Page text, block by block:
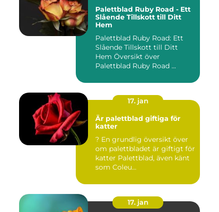
Palettblad Ruby Road - Ett
Slående Tillskott till Ditt
Hem
Palettblad Ruby Road: Ett
Slående Tillskott till Ditt
Hem Översikt över
Palettblad Ruby Road ...
17. jan
Är palettblad giftiga för
katter
? En grundlig översikt över
om palettbladet är giftigt för
katter Palettblad, även känt
som Coleu...
17. jan